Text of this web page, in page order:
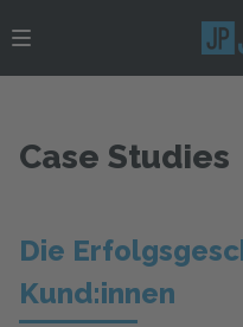
Case Studies
Die
Kund:innen